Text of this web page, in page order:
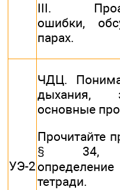
III.
ошибки,
парах.
УЭ-2
ЧДЦ.
дыхания,
основные
Прочитайте
§ 34,
тетради.